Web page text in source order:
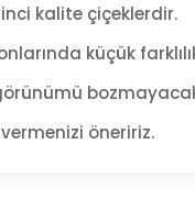
kalite çiçeklerdir.
küçük
öneririz.